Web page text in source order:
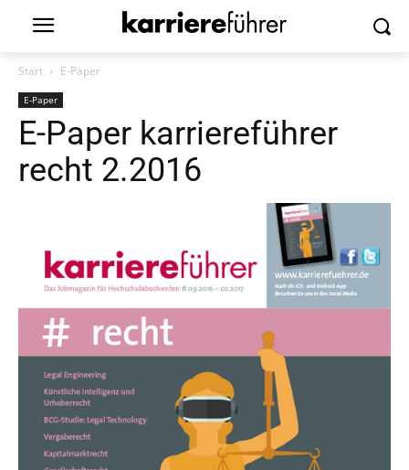
Start E-Paper
E-Paper
E-Paper karriereführer
recht 2.2016